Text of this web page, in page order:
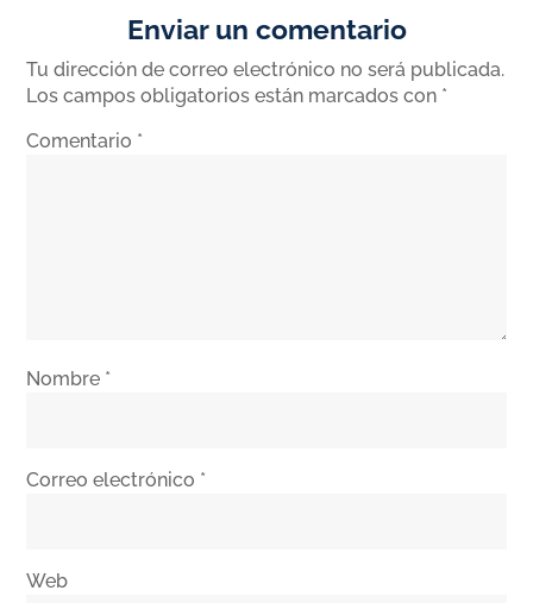
Enviar un comentario
Tu dirección de correo electrónico no será publicada.
Los campos obligatorios están marcados con *
Comentario *
Nombre *
Correo electrónico *
Web